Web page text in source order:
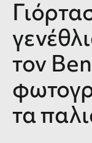
τον
τα